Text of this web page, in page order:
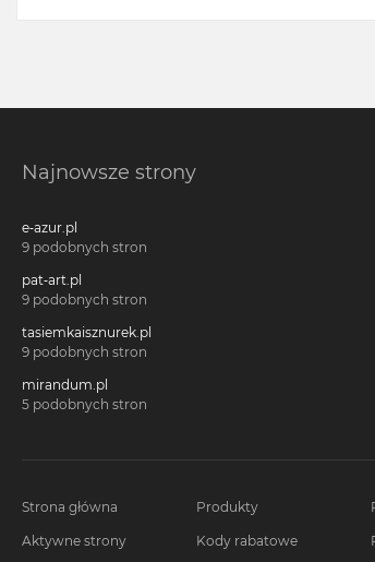
Najnowsze strony
e-azur.pl
9 podobnych stron
pat-art.pl
9 podobnych stron
tasiemkaisznurek.pl
9 podobnych stron
mirandum.pl
5 podobnych stron
Strona główna
Aktywne strony
Produkty
Kody rabatowe